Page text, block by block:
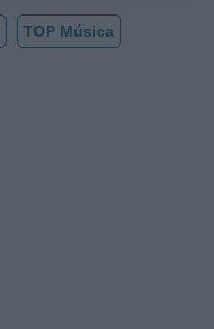
TOP Música